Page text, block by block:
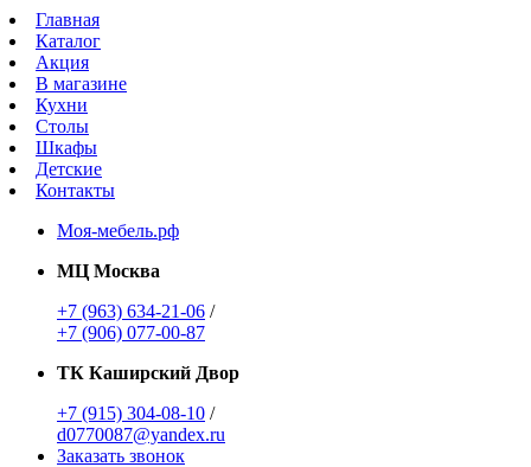
Главная
Каталог
Акция
В магазине
Кухни
Столы
Шкафы
Детские
Контакты
Моя-мебель.рф
МЦ Москва
+7 (963) 634-21-06 /
+7 (906) 077-00-87
ТК Каширский Двор
+7 (915) 304-08-10 /
d0770087@yandex.ru
Заказать звонок